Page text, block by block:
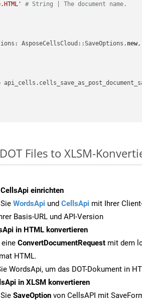
# String | The document name.
AsposeCellsCloud::SaveOptions.
new
Files to XLSM-
einrichten
WordsApi und CellsApi mit Ihrer
Basis-URL und API-Version
in HTML konvertieren
ConvertDocumentRequest mit dem
HTML.
WordsApi, um das DOT-Dokument in
in XLSM konvertieren
SaveOption von CellsAPI mit